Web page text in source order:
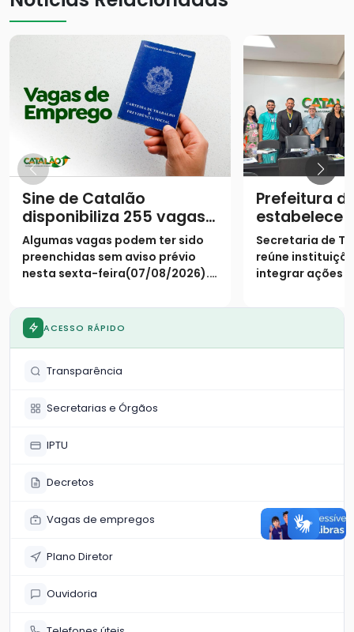
Sine de Catalão
disponibiliza 255 vagas
de empregos
Algumas vagas podem ter sido
preenchidas sem aviso prévio
nesta sexta-feira(07/08/2026).
CPF
Prefeitura
estabelece
unificada
Secretaria de
reúne
integrar ações
mercado local
ACESSO RÁPIDO
Transparência
Secretarias e Órgãos
IPTU
Decretos
Vagas de empregos
Plano Diretor
Ouvidoria